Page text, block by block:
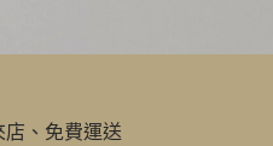
店、免費運送